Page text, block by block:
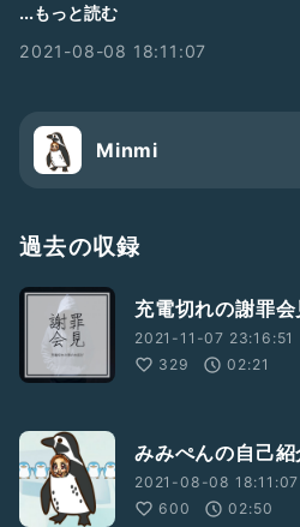
...もっと読む
2021-08-08 18:11:07
Minmi
過去の収録
充電切れの謝罪
2021-11-07 23:16:51
329
02:21
みみぺんの自己紹
2021-08-08 18:11:07
600
02:50